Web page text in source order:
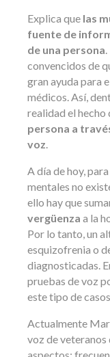
Explica que las
fuente de
de una persona
convencidos de
gran ayuda para
médicos. Así,
realidad el hecho
persona a
voz.
A día de hoy,
mentales no
ello hay que
vergüenza a la
Por lo tanto, un
esquizofrenia o
diagnosticadas.
pruebas de voz
este tipo de
Actualmente
voz de veteranos